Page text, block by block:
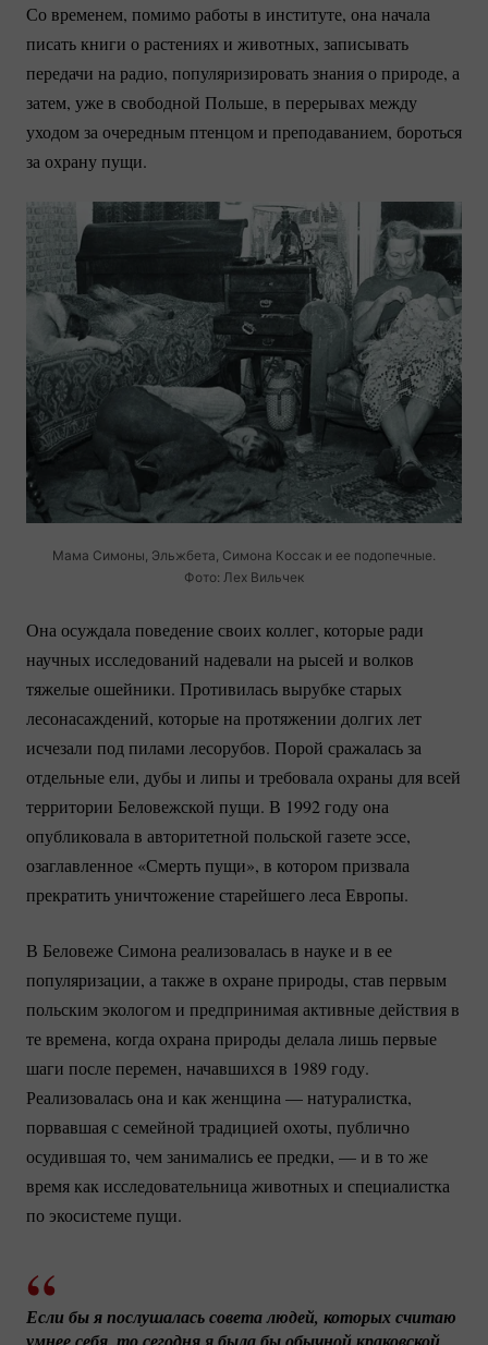
Со временем, помимо работы в институте, она начала
писать книги о растениях и животных, записывать
передачи на радио, популяризировать знания о природе, а
затем, уже в свободной Польше, в перерывах между
уходом за очередным птенцом и преподаванием, бороться
за охрану пущи.
Мама Симоны, Эльжбета, Симона Коссак и ее подопечные.
Фото: Лех Вильчек
Она осуждала поведение своих коллег, которые ради
научных исследований надевали на рысей и волков
тяжелые ошейники. Противилась вырубке старых
лесонасаждений, которые на протяжении долгих лет
исчезали под пилами лесорубов. Порой сражалась за
отдельные ели, дубы и липы и требовала охраны для всей
территории Беловежской пущи. В 1992 году она
опубликовала в авторитетной польской газете эссе,
озаглавленное «Смерть пущи», в котором призвала
прекратить уничтожение старейшего леса Европы.
В Беловеже Симона реализовалась в науке и в ее
популяризации, а также в охране природы, став первым
польским экологом и предпринимая активные действия в
те времена, когда охрана природы делала лишь первые
шаги после перемен, начавшихся в 1989 году.
Реализовалась она и как женщина — натуралистка,
порвавшая с семейной традицией охоты, публично
осудившая то, чем занимались ее предки, — и в то же
время как исследовательница животных и специалистка
по экосистеме пущи.
Если бы я послушалась совета людей, которых считаю